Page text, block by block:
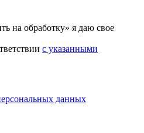
на обработку» я даю свое
с указанными
данных